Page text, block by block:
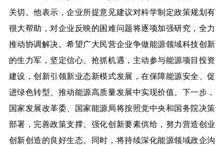
关切。他表示，企业所提意见建议对科学制定政策规划有
很大帮助，对企业反映的困难问题将逐项加强研究，全力
推动协调解决。希望广大民营企业争做能源领域科技创新
的生力军，坚定信心、抢抓机遇，主动参与能源项目投资
建设，创新引领新业态新模式发展，在保障能源安全、促
进绿色转型、推动能源高质量发展中实现价值。下一步，
国家发展改革委、国家能源局将按照党中央和国务院决策
部署，完善政策支撑、强化创新要素供给，努力营造创业
创新创造的良好生态。同时，将持续深化能源领域政企沟